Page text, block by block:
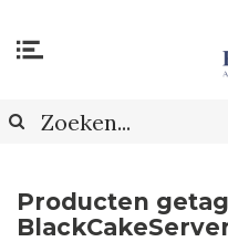
Producten